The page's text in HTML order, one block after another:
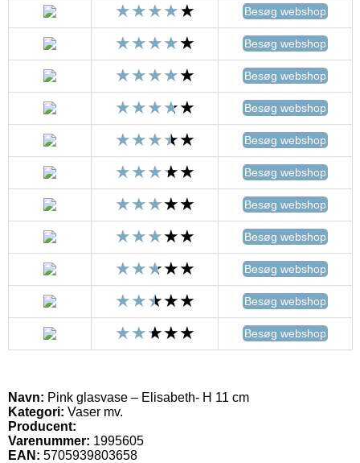
Besøg webshop
Besøg webshop
Besøg webshop
Besøg webshop
Besøg webshop
Besøg webshop
Besøg webshop
Besøg webshop
Besøg webshop
Besøg webshop
Besøg webshop
Navn: Pink glasvase – Elisabeth- H 11 cm
Kategori: Vaser mv.
Producent:
Varenummer: 1995605
EAN: 5705939803658